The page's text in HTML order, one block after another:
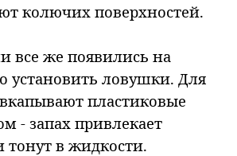
колючих поверхностей.
все же появились на
установить ловушки. Для
пластиковые
- запах привлекает
тонут в жидкости.